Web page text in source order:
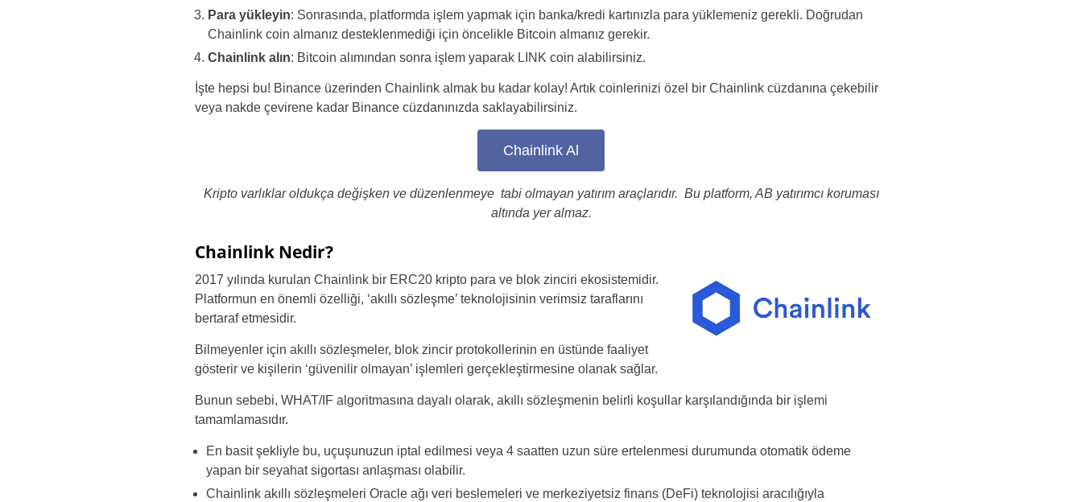
United States
UAE Arabic
Brazil
Czechia
Para yükleyin: Sonrasında, platformda işlem yapmak için banka/kredi kartınızla para yüklemeniz gerekli. Doğrudan
Chainlink coin almanız desteklenmediği için öncelikle Bitcoin almanız gerekir.
Chainlink alın: Bitcoin alımından sonra işlem yaparak LINK coin alabilirsiniz.
İşte hepsi bu! Binance üzerinden Chainlink almak bu kadar kolay! Artık coinlerinizi özel bir Chainlink cüzdanına çekebilir
veya nakde çevirene kadar Binance cüzdanınızda saklayabilirsiniz.
Chainlink Al
Kripto varlıklar oldukça değişken ve düzenlenmeye tabi olmayan yatırım araçlarıdır. Bu platform, AB yatırımcı koruması
altında yer almaz.
Chainlink Nedir?
2017 yılında kurulan Chainlink bir ERC20 kripto para ve blok zinciri ekosistemidir.
Platformun en önemli özelliği, ‘akıllı sözleşme’ teknolojisinin verimsiz taraflarını
bertaraf etmesidir.
Bilmeyenler için akıllı sözleşmeler, blok zincir protokollerinin en üstünde faaliyet
gösterir ve kişilerin ‘güvenilir olmayan’ işlemleri gerçekleştirmesine olanak sağlar.
Bunun sebebi, WHAT/IF algoritmasına dayalı olarak, akıllı sözleşmenin belirli koşullar karşılandığında bir işlemi
tamamlamasıdır.
En basit şekliyle bu, uçuşunuzun iptal edilmesi veya 4 saatten uzun süre ertelenmesi durumunda otomatik ödeme
yapan bir seyahat sigortası anlaşması olabilir.
Chainlink akıllı sözleşmeleri Oracle ağı veri beslemeleri ve merkeziyetsiz finans (DeFi) teknolojisi aracılığıyla